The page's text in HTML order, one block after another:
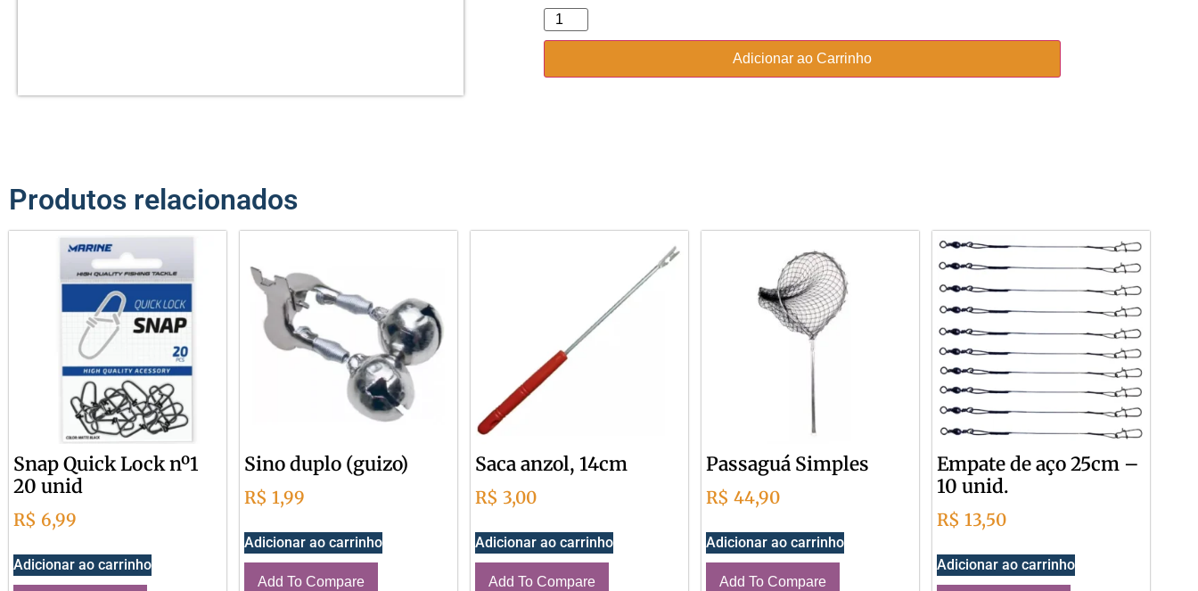
Adicionar ao Carrinho
Produtos relacionados
Snap Quick Lock nº1
20 unid
R$ 6,99
Adicionar ao carrinho
Sino duplo (guizo)
R$ 1,99
Adicionar ao carrinho
Add To Compare
Saca anzol, 14cm
R$ 3,00
Adicionar ao carrinho
Add To Compare
Passaguá Simples
R$ 44,90
Adicionar ao carrinho
Add To Compare
Empate de aço 25cm –
10 unid.
R$ 13,50
Adicionar ao carrinho